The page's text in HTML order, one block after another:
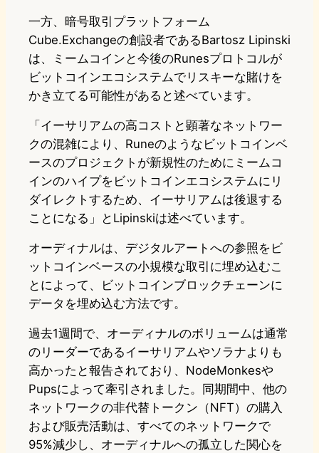
一方、暗号取引プラットフォーム
Cube.Exchangeの創設者であるBartosz Lipinski
は、ミームコインと今後のRunesプロトコルが
ビットコインエコシステムでリスキーな賭けを
かき立てる可能性があると述べています。
「イーサリアムの高コストと顕著なネットワー
クの混雑により、Runeのようなビットコインベ
ースのプロジェクトが新規性のためにミームコ
インのハイプをビットコインエコシステムにリ
ダイレクトするため、イーサリアムは後退する
ことになる」とLipinskiは述べています。
オーディナルは、デジタルアートへの参照をビ
ットコインベースの小規模な取引に埋め込むこ
とによって、ビットコインブロックチェーンに
データを埋め込む方法です。
過去1週間で、オーディナルのボリュームは通常
のリーダーであるイーサリアムやソラナよりも
高かったと報告されており、NodeMonkesや
Pupsによって牽引されました。同期間中、他の
ネットワークの非代替トークン（NFT）の購入
および販売活動は、すべてのネットワークで
95%減少し、オーディナルへの孤立した関心を